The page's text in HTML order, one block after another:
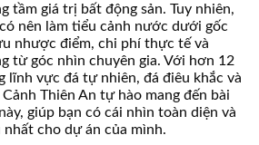
tầm giá trị bất động sản. Tuy nhiên,
nên làm tiểu cảnh nước dưới gốc
nhược điểm, chi phí thực tế và
từ góc nhìn chuyên gia. Với hơn 12
lĩnh vực đá tự nhiên, đá điêu khắc và
Thiên An tự hào mang đến bài
giúp bạn có cái nhìn toàn diện và
cho dự án của mình.